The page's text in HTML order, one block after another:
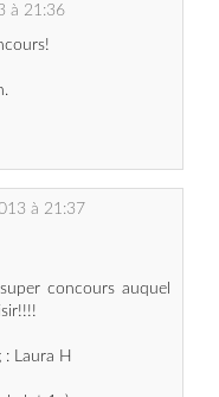
concours auquel
Laura H
lot 1 :)